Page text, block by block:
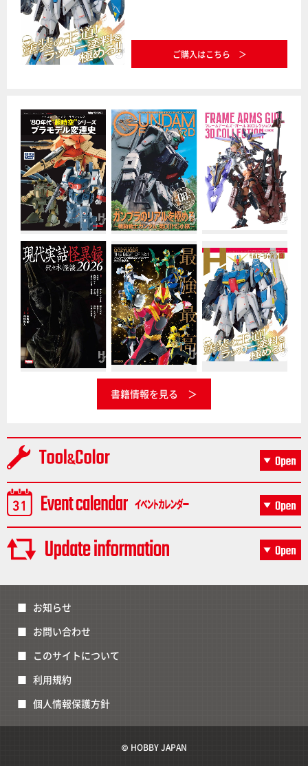
ご購入はこちら
書籍情報を見る
お知らせ
お問い合わせ
このサイトについて
利用規約
個人情報保護方針
© HOBBY JAPAN